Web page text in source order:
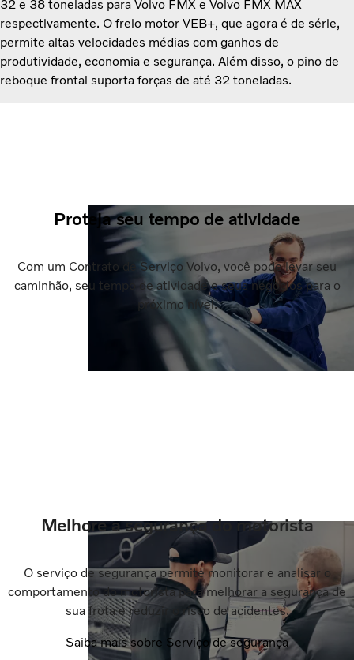
32 e 38 toneladas para Volvo FMX e Volvo FMX MAX
respectivamente. O freio motor VEB+, que agora é de série,
permite altas velocidades médias com ganhos de
produtividade, economia e segurança. Além disso, o pino de
reboque frontal suporta forças de até 32 toneladas.
Proteja seu tempo de atividade
Com um Contrato de Serviço Volvo, você pode levar seu
caminhão, seu tempo de atividade e seus negócios para o
próximo nível.
Melhore a segurança do motorista
O serviço de segurança permite monitorar e analisar o
comportamento do motorista para melhorar a segurança de
sua frota e reduzir o risco de acidentes.
Saiba mais sobre Serviço de segurança